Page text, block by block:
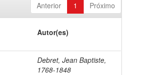
Anterior 1 Próximo
Autor(es)
Debret, Jean Baptiste,
1768-1848